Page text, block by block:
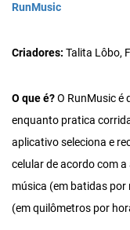
RunMusic
Criadores: Talita Lôbo,
O que é?O RunMusic é
enquanto pratica
aplicativo seleciona e
celular de acordo com
música (em batidas
(em quilômetros por